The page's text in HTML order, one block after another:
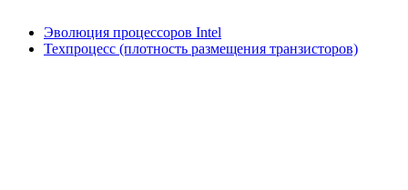
Эволюция процессоров Intel
Техпроцесс (плотность размещения транзисторов)